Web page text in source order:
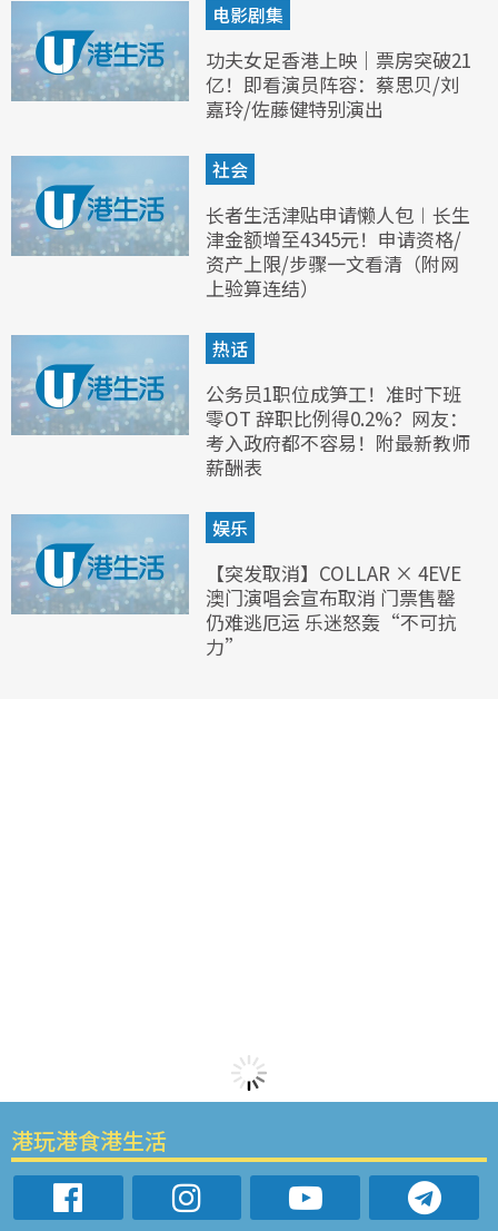
电影剧集
功夫女足香港上映｜票房突破21
亿！即看演员阵容：蔡思贝/刘
嘉玲/佐藤健特别演出
社会
长者生活津贴申请懒人包︱长生
津金额增至4345元！申请资格/
资产上限/步骤一文看清（附网
上验算连结）
热话
公务员1职位成笋工！准时下班
零OT 辞职比例得0.2%？网友：
考入政府都不容易！附最新教师
薪酬表
娱乐
【突发取消】COLLAR × 4EVE
澳门演唱会宣布取消 门票售罄
仍难逃厄运 乐迷怒轰“不可抗
力”
港玩港食港生活